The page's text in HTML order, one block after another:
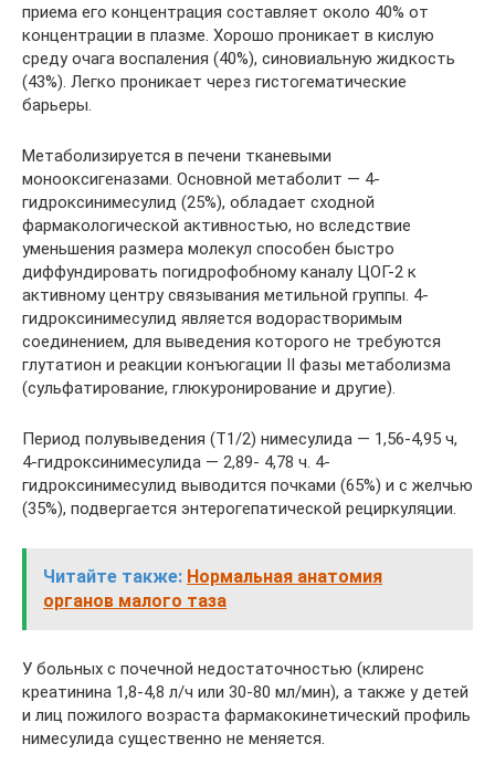
приема его концентрация составляет около 40% от
концентрации в плазме. Хорошо проникает в кислую
среду очага воспаления (40%), синовиальную жидкость
(43%). Легко проникает через гистогематические
барьеры.
Метаболизируется в печени тканевыми
монооксигеназами. Основной метаболит — 4-
гидроксинимесулид (25%), обладает сходной
фармакологической активностью, но вследствие
уменьшения размера молекул способен быстро
диффундировать погидрофобному каналу ЦОГ-2 к
активному центру связывания метильной группы. 4-
гидроксинимесулид является водорастворимым
соединением, для выведения которого не требуются
глутатион и реакции конъюгации II фазы метаболизма
(сульфатирование, глюкуронирование и другие).
Период полувыведения (Т1/2) нимесулида — 1,56-4,95 ч,
4-гидроксинимесулида — 2,89- 4,78 ч. 4-
гидроксинимесулид выводится почками (65%) и с желчью
(35%), подвергается энтерогепатической рециркуляции.
Читайте также: Нормальная анатомия
органов малого таза
У больных с почечной недостаточностью (клиренс
креатинина 1,8-4,8 л/ч или 30-80 мл/мин), а также у детей
и лиц пожилого возраста фармакокинетический профиль
нимесулида существенно не меняется.